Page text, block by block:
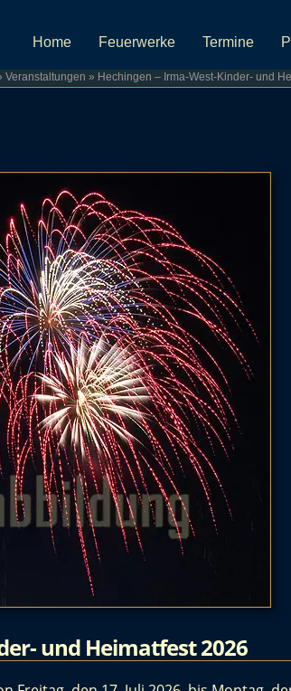
Home Feuerwerke Termine
Veranstaltungen » Hechingen – Irma-West-Kinder- und
und Heimatfest 2026